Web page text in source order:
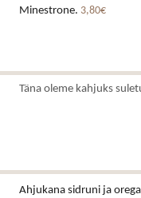
Minestrone. 3,80€
Täna oleme kahjuks
Ahjukana sidruni ja